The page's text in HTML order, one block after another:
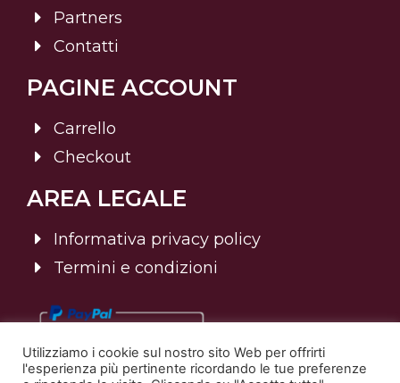
Partners
Contatti
PAGINE ACCOUNT
Carrello
Checkout
AREA LEGALE
Informativa privacy policy
Termini e condizioni
Utilizziamo i cookie sul nostro sito Web per offrirti
l'esperienza più pertinente ricordando le tue preferenze